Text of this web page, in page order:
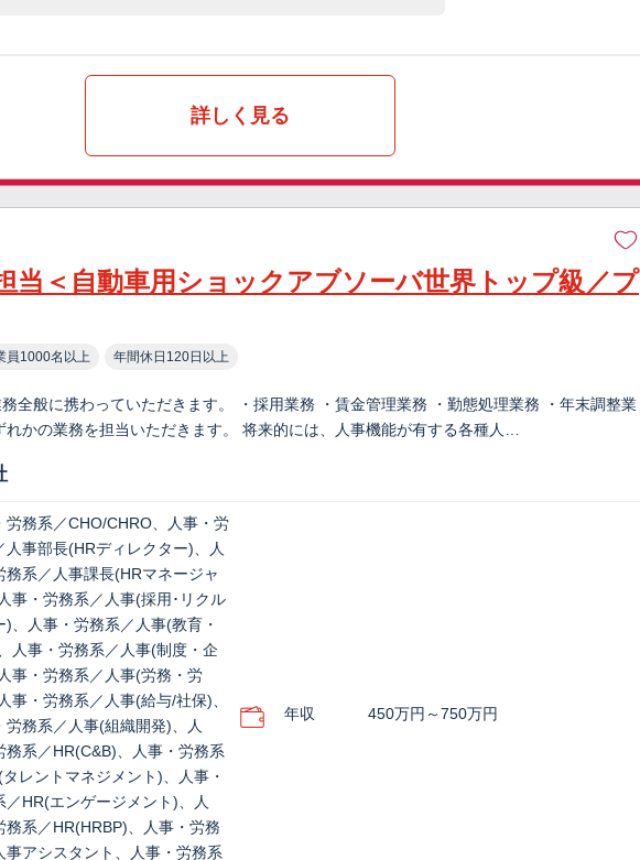
詳しく見る
当＜自動車用ショックアブソーバ世界トップ級／プ
員1000名以上 年間休日120日以上
全般に携わっていただきます。 ・採用業務 ・賃金管理業務 ・勤態処理業務 ・年末調整業
かの業務を担当いただきます。 将来的には、人事機能が有する各種人…
労務系／CHO/CHRO、人事・労
人事部長(HRディレクター)、人
務系／人事課長(HRマネージャ
事・労務系／人事(採用･リクル
)、人事・労務系／人事(教育・
人事・労務系／人事(制度・企
事・労務系／人事(労務・労
事・労務系／人事(給与/社保)、
労務系／人事(組織開発)、人
務系／HR(C&B)、人事・労務系
タレントマネジメント)、人事・
／HR(エンゲージメント)、人
務系／HR(HRBP)、人事・労務
事アシスタント、人事・労務系
年収 450万円～750万円